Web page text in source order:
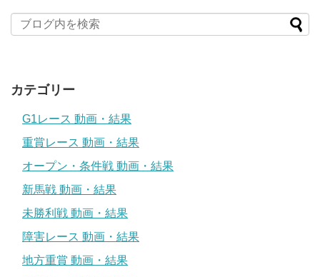
カテゴリー
G1レース 動画・結果
重賞レース 動画・結果
オープン・条件戦 動画・結果
新馬戦 動画・結果
未勝利戦 動画・結果
障害レース 動画・結果
地方重賞 動画・結果